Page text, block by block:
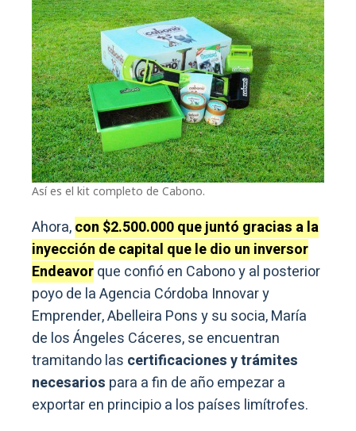
Así es el kit completo de Cabono.
Ahora,con $2.500.000 que juntó gracias a la
inyección de capital que le dio un inversor
Endeavorque confió en Cabono y al posterior
poyo de la Agencia Córdoba Innovar y
Emprender, Abelleira Pons y su socia, María
de los Ángeles Cáceres, se encuentran
tramitando las certificaciones y trámites
necesarios para a fin de año empezar a
exportar en principio a los países limítrofes.